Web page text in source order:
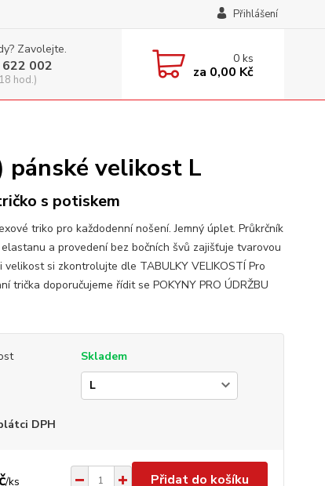
Přihlášení
Zavolejte.
002
hod.)
0ks
za 0,00 Kč
pánské velikost L
s potiskem
triko pro každodenní nošení. Jemný úplet. Průkrčník
a provedení bez bočních švů zajišťuje tvarovou
velikost si zkontrolujte dle TABULKY VELIKOSTÍ Pro
trička doporučujeme řídit se POKYNY PRO ÚDRŽBU
Skladem
DPH
/ks Přidat do košíku